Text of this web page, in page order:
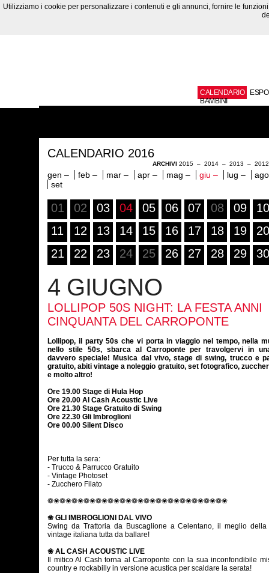
CALENDARIO
BAMBINI
CALENDARIO 2016
ARCHIVI 2015 – 2014 – 2013 –
gen – feb – mar – apr – mag – giu – lug –
set
01 02 03 04 05 06 07 08 09
10
11
12 13 14 15 16 17 18 19
20
21
22 23 24 25 26 27 28 29 30
4 GIUGNO
LOLLIPOP 50S NIGHT: LA FESTA ANNI
CINQUANTA DEL CARROPONTE
Lollipop, il party 50s che vi porta in viaggio nel tempo, nella
nello stile 50s, sbarca al Carroponte per travolgervi in
davvero speciale! Musica dal vivo, stage di swing, trucco e
gratuito, abiti vintage a noleggio gratuito, set fotografico,
e molto altro!
Ore 19.00 Stage di Hula Hop
Ore 20.00 Al Cash Acoustic Live
Ore 21.30 Stage Gratuito di Swing
Ore 22.30 Gli Imbroglioni
Ore 00.00 Silent Disco
Per tutta la sera:
- Trucco & Parrucco Gratuito
- Vintage Photoset
- Zucchero Filato
❁❀❁❀❁❀❁❀❁❀❁❀❁❀❁❀❁❀❁❀❁❀❁❀❁❀❁❀❁❀
❀ GLI IMBROGLIONI DAL VIVO
Swing da Trattoria da Buscaglione a Celentano, il meglio della
vintage italiana tutta da ballare!
❀ AL CASH ACOUSTIC LIVE
Il mitico Al Cash torna al Carroponte con la sua inconfondibile
country e rockabilly in versione acustica per scaldare la serata!
Utilizziamo i cookie per personalizzare i contenuti e gli annunci, fornire le